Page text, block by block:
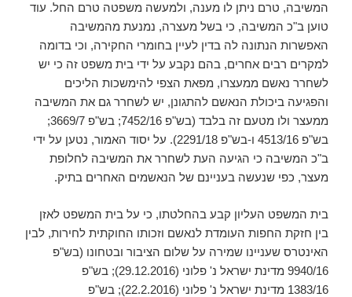
המשיבה, טרם ניתן לו מענה, ולמעשה משפטה טרם החל. עוד
טוען ב"כ המשיבה, כי בשל מעצרה, נמנעת מהמשיבה
האפשרות הנתונה לה בדין לעיין בחומרי החקירה, וכי בדומה
למקרים רבים אחרים, בהם נקבע על ידי בית משפט זה כי יש
לשחרר נאשם ממעצרו, מפאת הצפי להימשכות הליכים
והפגיעה ביכולת הנאשם להתגונן, יש לשחרר גם את המשיבה
ממעצר ולו מטעם זה בלבד (בש"פ 7452/16; בש"פ 3669/7;
בש"פ 4513/16 ו-בש"פ 2291/18). על יסוד האמור, נטען על ידי
ב"כ המשיבה כי הגיעה העת לשחרר את המשיבה לחלופת
מעצר, כפי שנעשה בעניינם של הנאשמים האחרים בתיק.
בית המשפט העליון קבע בהחלטתו, כי על בית המשפט לאזן
בין חזקת החפות העומדת לנאשם וזכותו החוקתית לחירות, לבין
האינטרס שעניינו שמירה על שלום הציבור ובטחונו (בש"פ
9940/16 מדינת ישראל נ' פלוני (29.12.2016); בש"פ
1383/16 מדינת ישראל נ' פלוני (22.2.2016); בש"פ